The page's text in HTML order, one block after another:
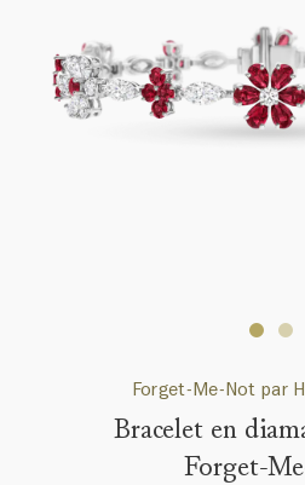
Forget-Me-Not par
Bracelet en
Forget-